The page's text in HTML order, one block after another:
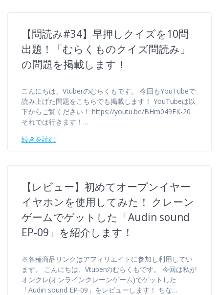
【問読み#34】早押しクイズを10問
出題！「むらくものクイズ問読み」
の問題を掲載します！
こんにちは、Vtuberのむらくもです。 今回もYouTubeで
読み上げた問題をこちらでも掲載します！ YouTubeは以
下からご覧ください！ https://youtu.be/BHm049FK-20
それでは行きます！…
続きを読む
【レビュー】初めてオープンイヤー
イヤホンを使用してみた！ クレーン
ゲームでゲットした「Audin sound
EP-09」を紹介します！
※各種商品リンクはアフィリエイトに参加し利用してい
ます。 こんにちは、Vtuberのむらくもです。 今回は私が
オンクレ(オンラインクレーンゲーム)でゲットした
「Audin sound EP-09」をレビューします！ ちな…